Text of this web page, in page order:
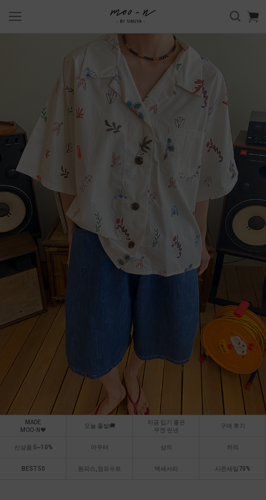
MADE
MOO-N🖤
오늘 출발🚚
지금 입기 좋은
무엔 린넨
구매 후기
신상품 5~10% 아우터 상의 하의
BEST 50 원피스,점프수트 액세서리 시즌세일70%